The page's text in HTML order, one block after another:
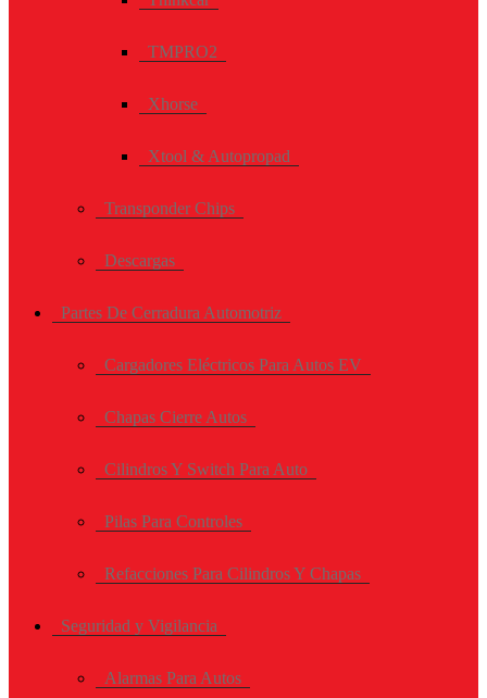
TMPRO2
Xhorse
Xtool & Autopropad
Transponder Chips
Descargas
Partes De Cerradura Automotriz
Cargadores Eléctricos Para Autos EV
Chapas Cierre Autos
Cilindros Y Switch Para Auto
Pilas Para Controles
Refacciones Para Cilindros Y Chapas
Seguridad y Vigilancia
Alarmas Para Autos